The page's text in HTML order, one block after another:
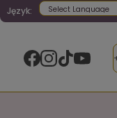
Język:
Powered